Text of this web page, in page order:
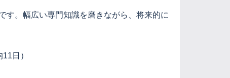
す。幅広い専門知識を磨きながら、将来的に
日）